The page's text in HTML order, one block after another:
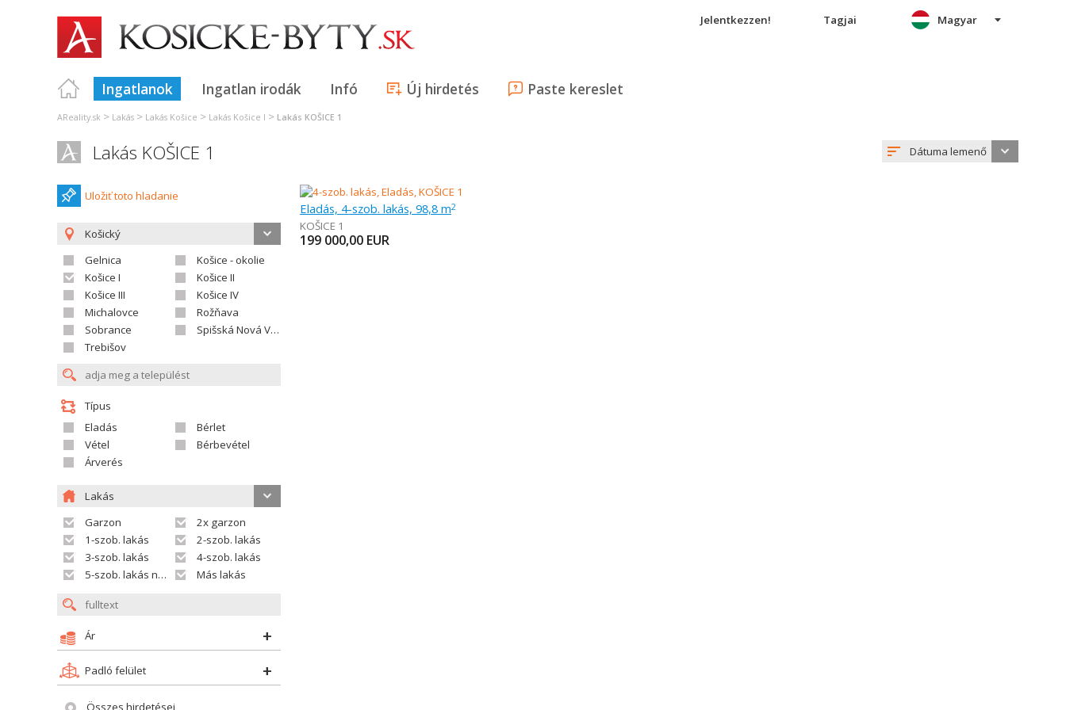
Jelentkezzen! Tagjai
Ingatlanok Ingatlan irodák Infó Új hirdetés Paste kereslet
Magyar
AReality.sk > Lakás > Lakás Košice > Lakás Košice I > Lakás KOŠICE 1
Lakás KOŠICE 1 Dátuma lemenő
Uložiť toto hladanie
Košický
Gelnica
Košice - okolie
Košice I
Košice II
Košice III
Košice IV
Michalovce
Rožňava
Sobrance
Spišská Nová Ves
Trebišov
Típus
Eladás
Bérlet
Vétel
Bérbevétel
Árverés
Lakás
Garzon
2x garzon
1-szob. lakás
2-szob. lakás
3-szob. lakás
4-szob. lakás
5-szob. lakás nagyobb
Más lakás
Ár
Padló felület
Összes hirdetései
Eladás, 4-szob. lakás, 98,8 m2
KOŠICE 1
199 000,00 EUR